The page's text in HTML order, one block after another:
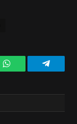
WhatsApp